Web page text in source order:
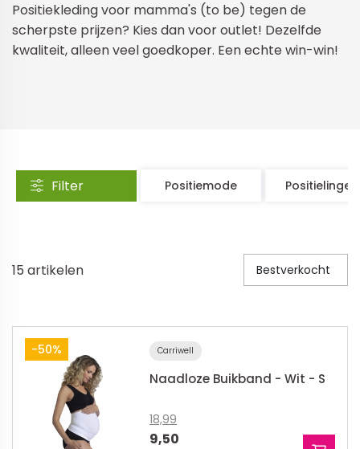
Boxkleden
Boxmatrassen en hoeslakens
Veiligheid in huis
Veiligheid buiten de deur
Kinderstoelen
Kindermeubels
Accessoires
Schommelstoelen en wipstoeltjes
Positiekleding voor mamma's (to be) tegen de
scherpste prijzen? Kies dan voor outlet! Dezelfde
kwaliteit, alleen veel goedkoper. Een echte win-win!
Filter Positiemode
15 artikelen Bestverkocht
-50% Carriwell
Naadloze Buikband - Wit - S
18,99
9,50